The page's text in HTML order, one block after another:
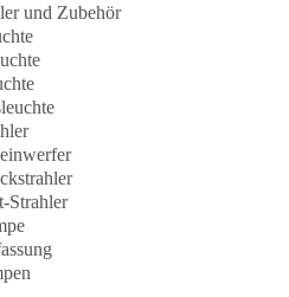
und Zubehör
Strahler